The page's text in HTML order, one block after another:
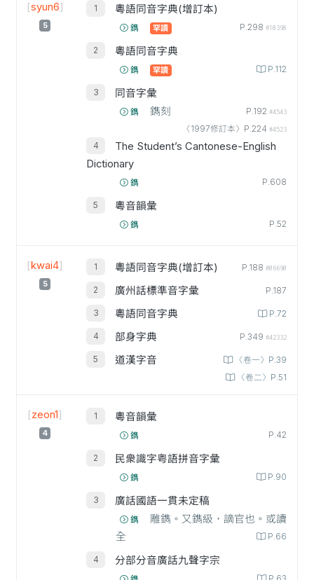
[syun6]
5
粵語同音字典(增訂本)
鐫 罕讀 P.298 #10398
粵語同音字典
鐫 罕讀 P.112
同音字彙
鐫 鐫刻 P.192 #4543
〈1997修訂本〉P.224 #4523
The Student’s Cantonese-English
Dictionary
鐫 P.608
粵音韻彙
鐫 P.52
[kwai4]
5
粵語同音字典(增訂本) P.188 #06690
廣州話標準音字彙 P.187
粵語同音字典 P.72
部身字典 P.349 #42332
道漢字音
〈卷一〉P.39
〈卷二〉P.51
[zeon1]
4
粵音韻彙
鐫 P.42
民衆識字粤語拼音字彙
鐫 P.90
廣話國語一貫未定稿
鐫
雕鐫。又鐫級，謫官也。或讀
全
P.66
分部分音廣話九聲字宗